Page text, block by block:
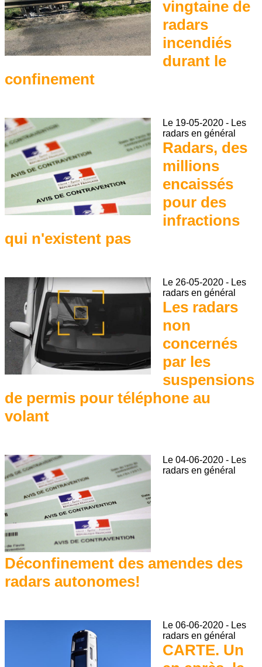
vingtaine de
radars
incendiés
durant le
confinement
Le 19-05-2020 - Les
radars en général
Radars, des
millions
encaissés
pour des
infractions
qui n'existent pas
Le 26-05-2020 - Les
radars en général
Les radars
non
concernés
par les
suspensions
de permis pour téléphone au
volant
Le 04-06-2020 - Les
radars en général
Déconfinement des amendes des
radars autonomes!
Le 06-06-2020 - Les
radars en général
CARTE. Un